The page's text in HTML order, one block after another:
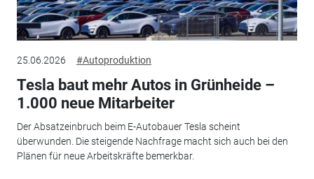
25.06.2026 #Autoproduktion
Tesla baut mehr Autos in Grünheide –
1.000 neue Mitarbeiter
Der Absatzeinbruch beim E-Autobauer Tesla scheint
überwunden. Die steigende Nachfrage macht sich auch bei den
Plänen für neue Arbeitskräfte bemerkbar.